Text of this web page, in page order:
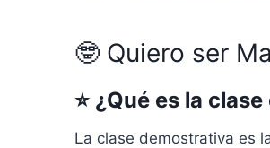
🤓 Quiero ser
⭐ ¿Qué es la
La clase demostrativa es